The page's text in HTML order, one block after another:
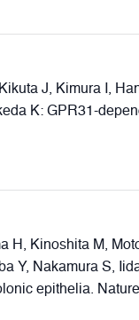
J, Kimura I,
K: GPR31-
H, Kinoshita M,
Y, Nakamura S,
epithelia.